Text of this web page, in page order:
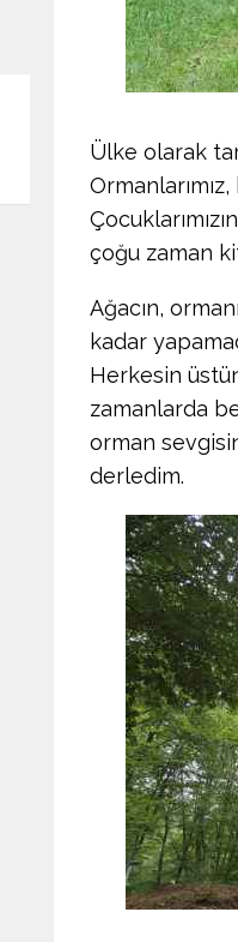
Ülke olarak
çoğu zaman
Ağacın,
kadar
Herkesin
zamanlarda
orman
derledim.